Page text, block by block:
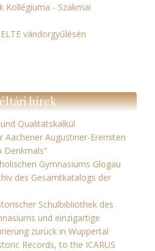
Kollégiuma - Szakmai
vándorgyűlésén
hírek
Qualitätskalkül
Aachener Augustiner-Eremiten
Denkmals”
Gymnasiums Glogau
des Gesamtkatalogs der
Schulbibliothek des
und einzigartige
zurück in Wuppertal
Records, to the ICARUS